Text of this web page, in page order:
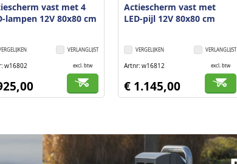
vast met 4
lampen 12V 80x80 cm
VERLANGLIJST
w16802 excl. btw
Actiescherm vast met
LED-pijl 12V 80x80 cm
VERLANGLIJST
VERGELIJKEN
Artnr w16812 excl. btw
€ 1.145,00